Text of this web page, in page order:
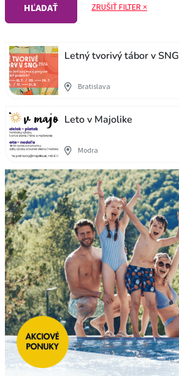
HĽADAŤ ZRUŠIŤ FILTER ×
Letný tvorivý tábor v SNG
Bratislava
Leto v Majolike
Modra